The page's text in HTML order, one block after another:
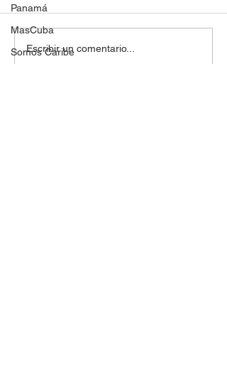
Panamá
MasCuba
Somos Caribe
Marcha de mujeres invade
Escribir un comentario...